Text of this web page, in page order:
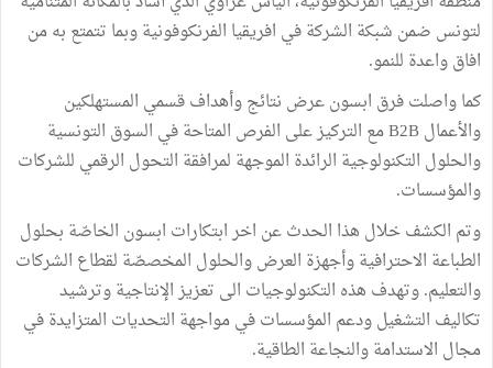
لتونس ضمن شبكة الشركة في افريقيا الفرنكوفونية وبما تتمتع به من
افاق واعدة للنمو.
كما واصلت فرق ابسون عرض نتائج وأهداف قسمي المستهلكين
والأعمال B2B مع التركيز على الفرص المتاحة في السوق التونسية
والحلول التكنولوجية الرائدة الموجهة لمرافقة التحول الرقمي للشركات
والمؤسسات.
وتم الكشف خلال هذا الحدث عن اخر ابتكارات ابسون الخاصّة بحلول
الطباعة الاحترافية وأجهزة العرض والحلول المخصصّة لقطاع الشركات
والتعليم. وتهدف هذه التكنولوجيات الى تعزيز الإنتاجية وترشيد
تكاليف التشغيل ودعم المؤسسات في مواجهة التحديات المتزايدة في
مجال الاستدامة والنجاعة الطاقية.